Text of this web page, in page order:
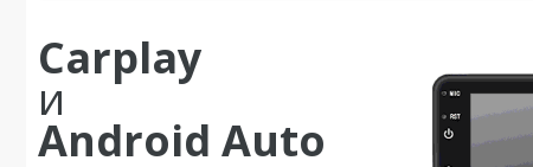
Carplay
и
Android Auto